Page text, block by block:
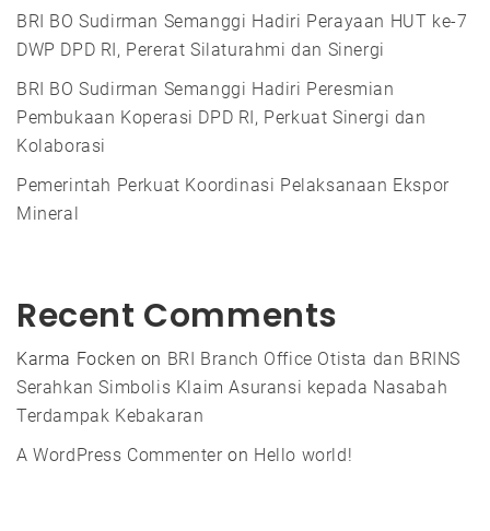
BRI BO Sudirman Semanggi Hadiri Perayaan HUT ke-7
DWP DPD RI, Pererat Silaturahmi dan Sinergi
BRI BO Sudirman Semanggi Hadiri Peresmian
Pembukaan Koperasi DPD RI, Perkuat Sinergi dan
Kolaborasi
Pemerintah Perkuat Koordinasi Pelaksanaan Ekspor
Mineral
Recent Comments
Karma Focken on BRI Branch Office Otista dan BRINS
Serahkan Simbolis Klaim Asuransi kepada Nasabah
Terdampak Kebakaran
A WordPress Commenteron Hello world!